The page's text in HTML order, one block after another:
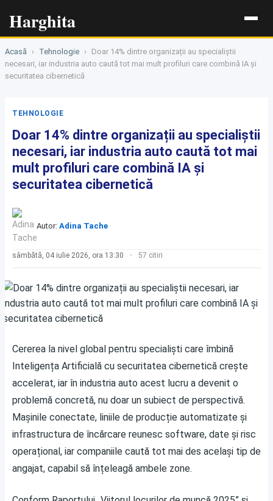
Harghita
Acasă › Tehnologie ›
Doar 14% dintre organizații au specialiștii
necesari, iar industria auto caută tot mai mult profiluri care combină IA și
securitatea cibernetică
TEHNOLOGIE
Doar 14% dintre organizații au specialiștii
necesari, iar industria auto caută tot mai
mult profiluri care combină IA și
securitatea cibernetică
Autor: Adina Tache
sâmbătă, 04 iulie 2026, ora 13:30 57 citiri
Cererea la nivel global pentru specialiști care îmbină
Inteligența Artificială cu securitatea cibernetică crește
accelerat, iar în industria auto acest lucru a devenit o
problemă concretă, nu doar un subiect de perspectivă.
Mașinile conectate, liniile de producție automatizate și
infrastructura de încărcare reunesc software, date și risc
operațional, iar companiile caută tot mai des același tip de
angajat, capabil să înțeleagă ambele zone.